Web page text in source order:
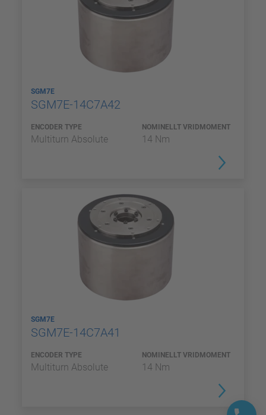
SGM7E
SGM7E-14C7A42
ENCODER TYPE
Multiturn Absolute
NOMINELLT VRIDMOMENT
14 Nm
SGM7E
SGM7E-14C7A41
ENCODER TYPE
Multiturn Absolute
NOMINELLT VRIDMOMENT
14 Nm